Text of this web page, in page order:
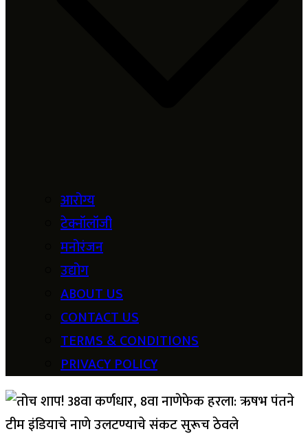
आरोग्य
टेक्नॉलॉजी
मनोरंजन
उद्योग
ABOUT US
CONTACT US
TERMS & CONDITIONS
PRIVACY POLICY